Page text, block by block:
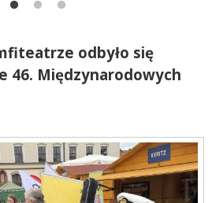
odbyło się
46. Międzynarodowych